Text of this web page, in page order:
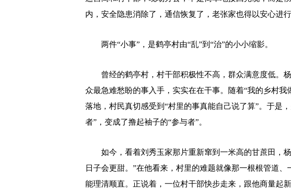
内，安全隐患消除了，通信恢复了，老张家也得以安心进
两件“小事”，是鹤亭村由“乱”到“治”的小小缩影。
曾经的鹤亭村，村干部积极性不高，群众满意度低。
众最急难愁盼的事入手，实实在在干事。随着“我的乡村我
落地，村民真切感受到“村里的事真能自己说了算”。于是
者”，变成了撸起袖子的“参与者”。
如今，看着刘秀玉家那片重新窜到一米高的甘蔗田，杨
日子会更甜。”在他看来，村里的难题就像那一根根管道
能理清顺直。正说着，一位村干部快步走来，跟他商量起